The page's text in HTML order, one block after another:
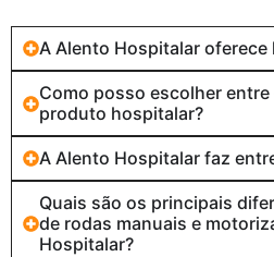
A Alento Hospitalar
Como posso escolher
produto hospitalar?
A Alento Hospitalar faz
Quais são os principais
de rodas manuais e
Hospitalar?